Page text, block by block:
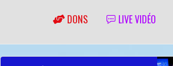
DONS LIVE VIDÉO